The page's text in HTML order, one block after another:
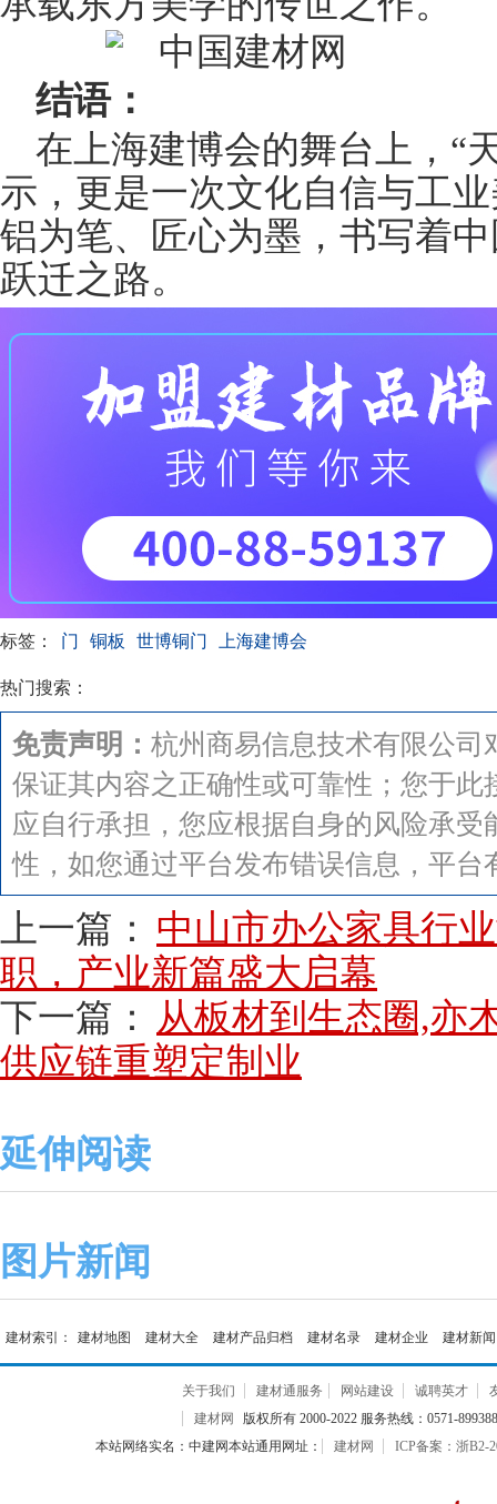
结语：
在上海建博会的舞台上，“
示，更是一次文化自信与工
铝为笔、匠心为墨，书写着
跃迁之路。
标签： 门 铜板 世博铜门 上海建博会
热门搜索：
免责声明： 杭州商易信息技术有限公
保证其内容之正确性或可靠性；您于
应自行承担，您应根据自身的风险承
性，如您通过平台发布错误信息，平台
上一篇： 中山市办公家具行
职，产业新篇盛大启幕
下一篇：
从板材到生态圈,亦
供应链重塑定制业
延伸阅读
图片新闻
建材索引： 建材地图 建材大全 建材产品归档 建材名录 建材企业 建材新闻
关于我们 建材通服务 网站建设 诚聘英才
建材网
版权所有 2000-2022 服务热线：0571-
本站网络实名：中建网本站通用网址：
建材网 ICP备案：浙B2-